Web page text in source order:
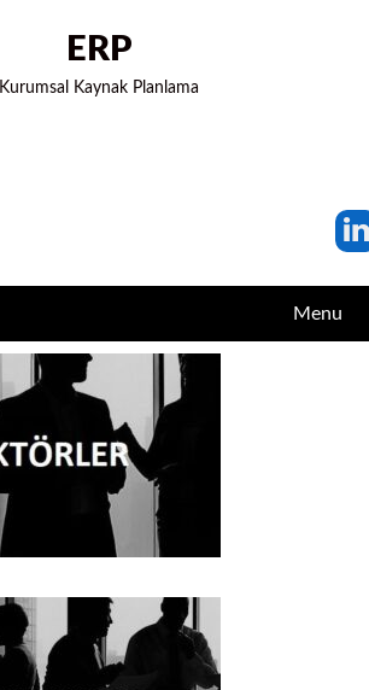
ERP
Kurumsal Kaynak Planlama
Menu